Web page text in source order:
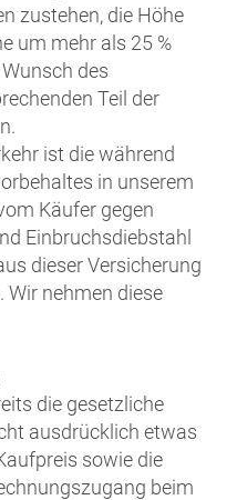
zustehen, die Höhe
um mehr als 25 %
des
Teil der
ist die während
in unserem
Käufer gegen
Einbruchsdiebstahl
dieser Versicherung
Wir nehmen diese
die gesetzliche
ausdrücklich etwas
sowie die
beim